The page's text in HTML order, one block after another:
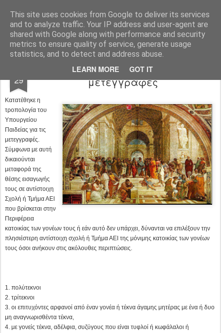
This site uses cookies from Google to deliver its services
and to analyze traffic. Your IP address and user-agent are
shared with Google along with performance and security
metrics to ensure quality of service, generate usage
statistics, and to detect and address abuse.
LEARN MORE GOT IT
Φροντιστήριο Θεωρητικό Φλώρινας
Pages
29
Τι αναφέρει η τροπολογία για τις
μετεγγραφές
Κατατέθηκε η
τροπολογία του
Υπουργείου
Παιδείας για τις
μετεγγραφές.
Σύμφωνα με αυτή
δικαιούνται
μεταφορά της
θέσης εισαγωγής
τους σε αντίστοιχη
Σχολή ή Τμήμα ΑΕΙ
που βρίσκεται στην
Περιφέρεια
κατοικίας των γονέων τους ή εάν αυτό δεν υπάρχει, δύνανται να επιλέξουν την
πλησιέστερη αντίστοιχη σχολή ή Τμήμα ΑΕΙ της μόνιμης κατοικίας των γονέων
τους όσοι ανήκουν στις ακόλουθες περιπτώσεις.
πολύτεκνοι
τρίτεκνοι
οι επιτυχόντες αρφανοί από έναν γονέα ή τέκνα άγαμης μητέρας με ένα ή δυο
μη αναγνωρισθέντα τέκνα,
με γονείς τέκνα, αδέλφια, συζύγους που είναι τυφλοί ή κωφάλαλοι ή